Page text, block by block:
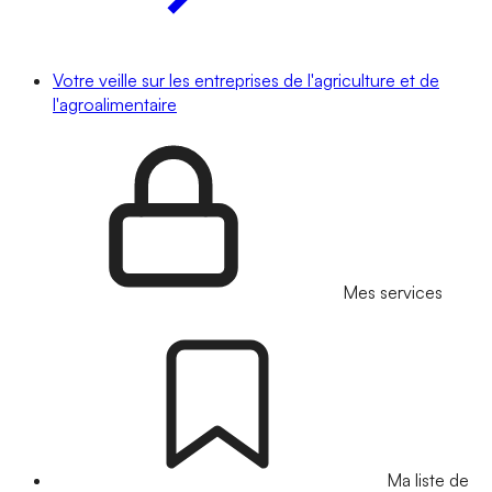
Votre veille sur les entreprises de l'agriculture et de
l'agroalimentaire
Mes services
Ma liste de